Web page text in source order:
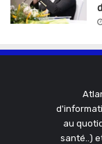
au
santé..)